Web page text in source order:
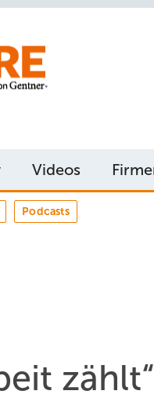
Videos
Podcasts
zählt“